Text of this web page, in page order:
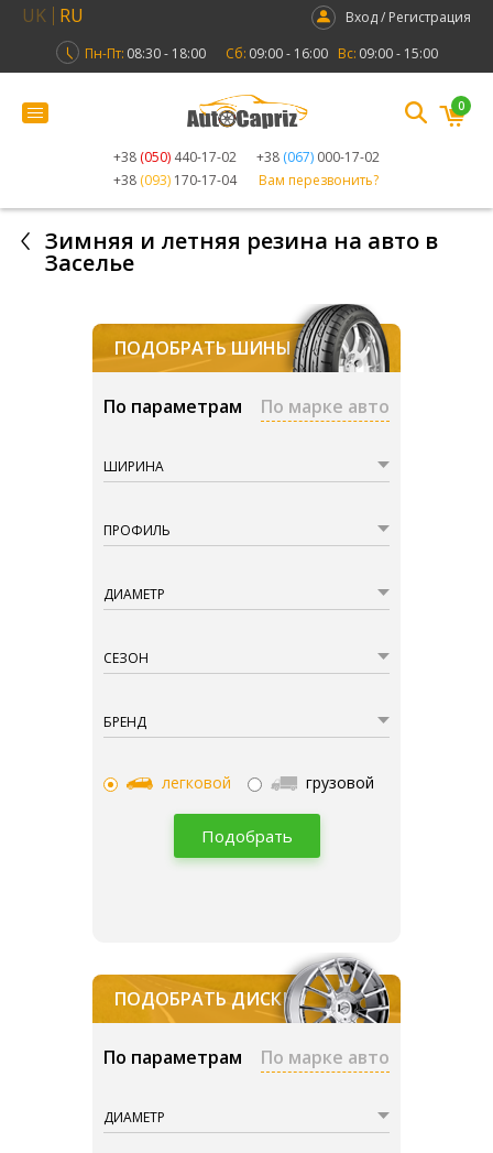
UK RU
Вход / Регистрация
Пн-Пт: 08:30 - 18:00 Сб: 09:00 - 16:00 Вс: 09:00 - 15:00
+38 (050) 440-17-02 +38 (067) 000-17-02
+38 (093) 170-17-04 Вам перезвонить?
0
Зимняя и летняя резина на авто в
Заселье
ПОДОБРАТЬ ШИНЫ
По параметрам По марке авто
ШИРИНА
ПРОФИЛЬ
ДИАМЕТР
СЕЗОН
БРЕНД
легковой грузовой
Подобрать
ПОДОБРАТЬ ДИСКИ
По параметрам По марке авто
ДИАМЕТР